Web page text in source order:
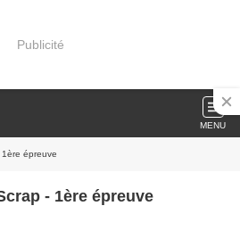
Publicité
MENU
épreuve
- 1ère épreuve